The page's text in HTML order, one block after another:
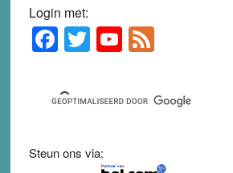
Login met:
Primary
Sidebar
F
a
c
e
b
T
wi
tt
er
Y
o
u
T
F
e
d
Steun ons via: